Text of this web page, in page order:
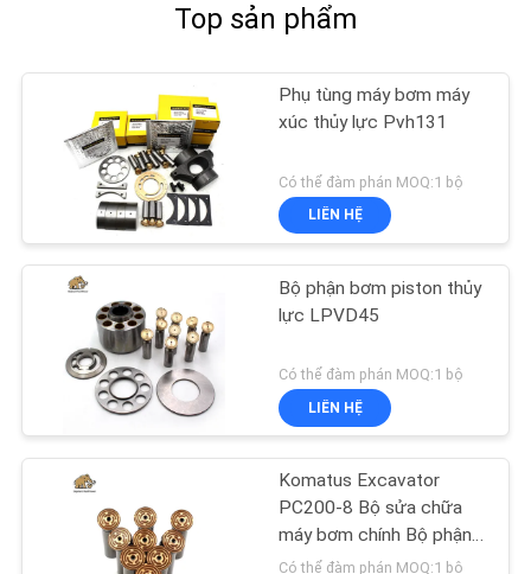
Top sản phẩm
Phụ tùng máy bơm máy
xúc thủy lực Pvh131
Có thể đàm phán MOQ:1 bộ
LIÊN HỆ
Bộ phận bơm piston thủy
lực LPVD45
Có thể đàm phán MOQ:1 bộ
LIÊN HỆ
Komatus Excavator
PC200-8 Bộ sửa chữa
máy bơm chính Bộ phận
máy bơm thủy lực Máy
Có thể đàm phán MOQ:1 bộ